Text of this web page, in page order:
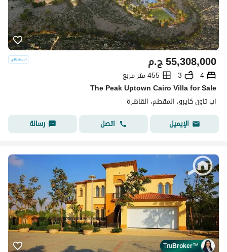
ج.م55,308,000
4
3
455 متر مربع
The Peak Uptown Cairo Villa for Sale
اب تاون كايرو، المقطم، القاهرة
الإيميل
اتصل رسالة
TruBroker™